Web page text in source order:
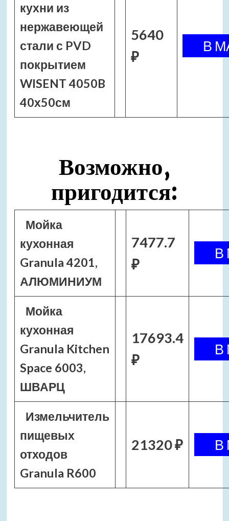
кухни из
нержавеющей
стали с PVD
покрытием
WISENT 4050B
40х50см
5640
₽
Возможно,
пригодится:
Мойка
кухонная
Granula 4201,
АЛЮМИНИУМ
7477.7
₽
Мойка
кухонная
Granula Kitchen
Space 6003,
ШВАРЦ
17693.4
₽
Измельчитель
пищевых
отходов
Granula R600
21320 ₽